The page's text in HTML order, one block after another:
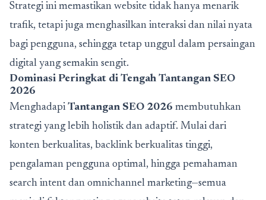
Strategi ini memastikan website tidak hanya menarik
trafik, tetapi juga menghasilkan interaksi dan nilai nyata
bagi pengguna, sehingga tetap unggul dalam persaingan
digital yang semakin sengit.
Dominasi Peringkat di Tengah Tantangan SEO
2026
Menghadapi Tantangan SEO 2026 membutuhkan
strategi yang lebih holistik dan adaptif. Mulai dari
konten berkualitas, backlink berkualitas tinggi,
pengalaman pengguna optimal, hingga pemahaman
search intent dan omnichannel marketing—semua